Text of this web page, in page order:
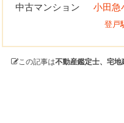
中古マンション 小田急
登戸
この記事は不動産鑑定士、宅